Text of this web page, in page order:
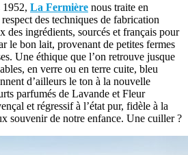
1952, La Fermière nous traite en
des techniques de fabrication
des ingrédients, sourcés et français pour
le bon lait, provenant de petites fermes
Une éthique que l’on retrouve jusque
en verre ou en terre cuite, bleu
d’ailleurs le ton à la nouvelle
parfumés de Lavande et Fleur
et régressif à l’état pur, fidèle à la
souvenir de notre enfance. Une cuiller ?